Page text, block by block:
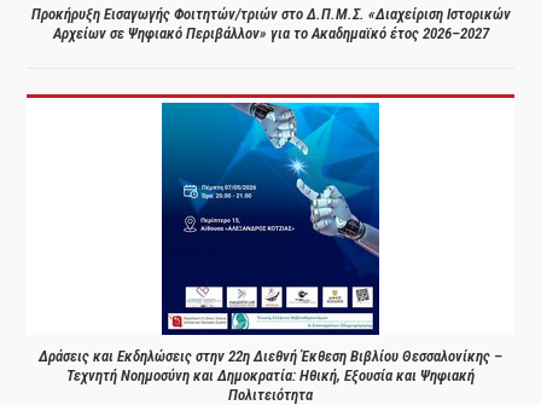
Προκήρυξη Εισαγωγής Φοιτητών/τριών στο Δ.Π.Μ.Σ. «Διαχείριση Ιστορικών
Αρχείων σε Ψηφιακό Περιβάλλον» για το Ακαδημαϊκό έτος 2026–2027
Δράσεις και Εκδηλώσεις στην 22η Διεθνή Έκθεση Βιβλίου Θεσσαλονίκης –
Τεχνητή Νοημοσύνη και Δημοκρατία: Ηθική, Εξουσία και Ψηφιακή
Πολιτειότητα